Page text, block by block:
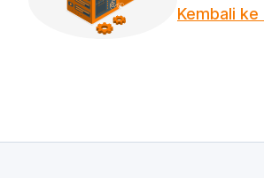
Kembali ke